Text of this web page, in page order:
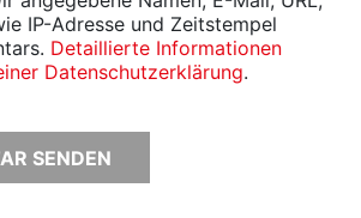
IP-Adresse und Zeitstempel
Detaillierte Informationen
Datenschutzerklärung.